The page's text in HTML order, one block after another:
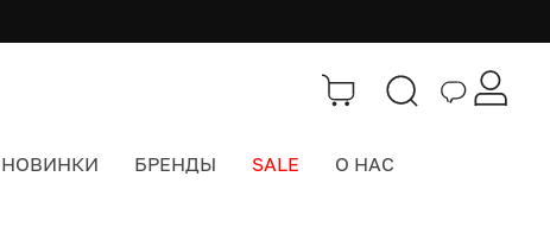
НОВИНКИ БРЕНДЫ SALE О НАС